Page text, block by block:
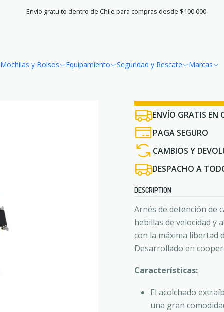
Mochilas y Bolsos Equipamiento Seguridad y Rescate Marcas
Envío gratuito dentro de Chile para compras desde $100.000
Seguridad y Rescate Arneses Arnes Body II Energy Speed
Arnes
ENVÍO GRATIS EN
PAGA SEGURO
CAMBIOS Y
DESPACHO A
DESCRIPTION
Arnés de detención de
hebillas de velocidad y
con la máxima libertad
Desarrollado en
Características:
El acolchado
una gran